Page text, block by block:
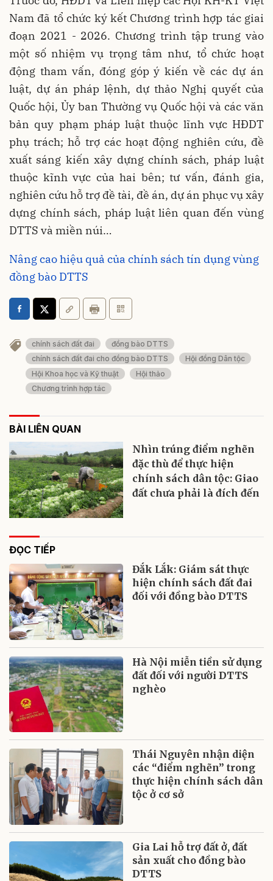
Nam đã tổ chức ký kết Chương trình hợp tác giai
đoạn 2021 - 2026. Chương trình tập trung vào
một số nhiệm vụ trọng tâm như, tổ chức hoạt
động tham vấn, đóng góp ý kiến về các dự án
luật, dự án pháp lệnh, dự thảo Nghị quyết của
Quốc hội, Ủy ban Thường vụ Quốc hội và các văn
bản quy phạm pháp luật thuộc lĩnh vực HĐDT
phụ trách; hỗ trợ các hoạt động nghiên cứu, đề
xuất sáng kiến xây dựng chính sách, pháp luật
thuộc kĩnh vực của hai bên; tư vấn, đánh gia,
nghiên cứu hỗ trợ đề tài, đề án, dự án phục vụ xây
dựng chính sách, pháp luật liên quan đến vùng
DTTS và miền núi…
Nâng cao hiệu quả của chính sách tín dụng vùng
đồng bào DTTS
chính sách đất đai
đồng bào DTTS
chính sách đất đai cho đồng bào DTTS
Hội đồng Dân tộc
Hội Khoa học và Kỹ thuật
Hội thảo
Chương trình hợp tác
BÀI LIÊN QUAN
Nhìn trúng điểm nghẽn
đặc thù để thực hiện
chính sách dân tộc: Giao
đất chưa phải là đích đến
ĐỌC TIẾP
Đắk Lắk: Giám sát thực
hiện chính sách đất đai
đối với đồng bào DTTS
Hà Nội miễn tiền sử dụng
đất đối với người DTTS
nghèo
Thái Nguyên nhận diện
các “điểm nghẽn” trong
thực hiện chính sách dân
tộc ở cơ sở
Gia Lai hỗ trợ đất ở, đất
sản xuất cho đồng bào
DTTS